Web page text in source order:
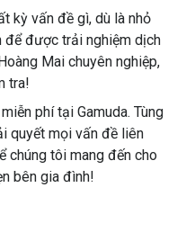
kỳ vấn đề gì, dù là nhỏ
để được trải nghiệm dịch
Mai chuyên nghiệp,
tra!
phí tại Gamuda. Tùng
quyết mọi vấn đề liên
chúng tôi mang đến cho
bên gia đình!